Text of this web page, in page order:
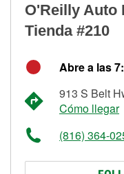
O'Reilly Auto
Tienda #210
Abre a las
913 S Belt
Cómo llegar
(816) 364-